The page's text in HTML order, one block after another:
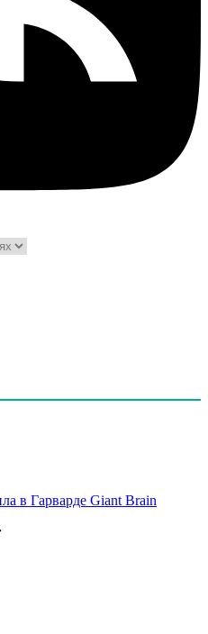
в Гарварде Giant Brain